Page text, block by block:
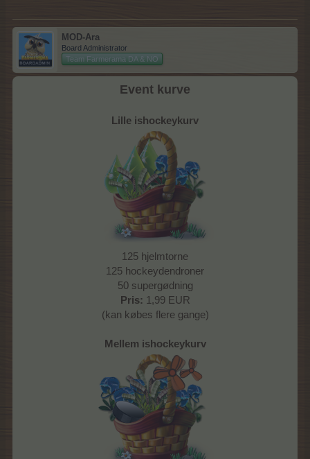
MOD-Ara
Board Administrator
Team Farmerama DA & NO
Event kurve
Lille ishockeykurv
125 hjelmtorne
125 hockeydendroner
50 supergødning
Pris: 1,99 EUR
(kan købes flere gange)
Mellem ishockeykurv